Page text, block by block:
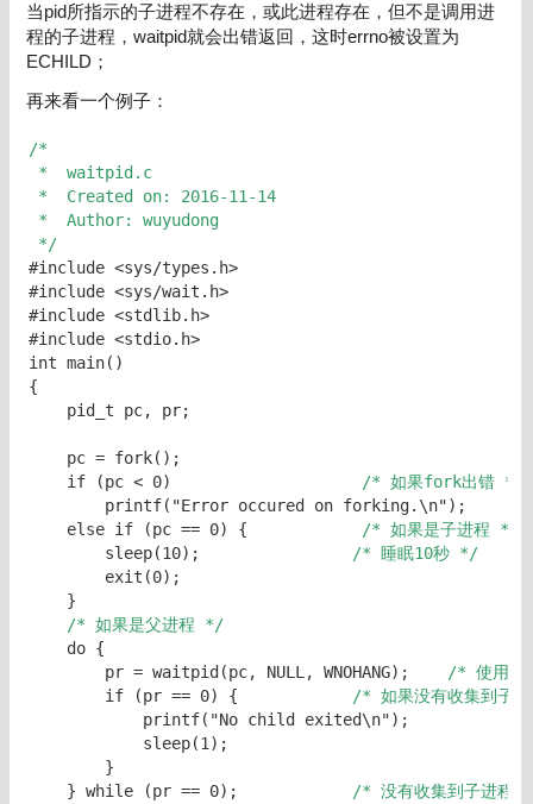
当pid所指示的子进程不存在，或此进程存在，但不是调用进
程的子进程，waitpid就会出错返回，这时errno被设置为
ECHILD；
再来看一个例子：
/*
*  waitpid.c
*  Created on: 2016-11-14
*  Author: wuyudong
*/
#include <sys/types.h>
#include <sys/wait.h>
#include <stdlib.h>
#include <stdio.h>
int main()
{
pid_t pc, pr;
pc = fork();
if (pc < 0)
/* 如果fork出错 */
printf("Error occured on forking.\n");
else if (pc == 0) { /* 如果是子进程 */
sleep(10); /* 睡眠10秒 */
exit(0);
}
/* 如果是父进程 */
do {
pr = waitpid(pc, NULL, WNOHANG); /* 使用了
if (pr == 0) {
/* 如果没有收集到子
printf("No child exited\n");
sleep(1);
}
} while (pr == 0); /* 没有收集到子进程